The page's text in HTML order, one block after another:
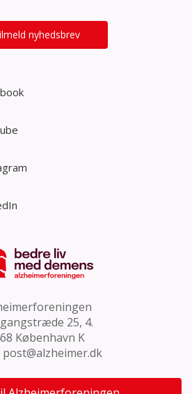
nyhedsbrev
25, 4.
København K
post@alzheimer.dk